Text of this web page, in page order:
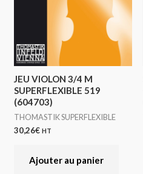
JEU VIOLON 3/4 M
SUPERFLEXIBLE 519
(604703)
THOMASTIK SUPERFLEXIBLE
30,26€ HT
Ajouter au panier